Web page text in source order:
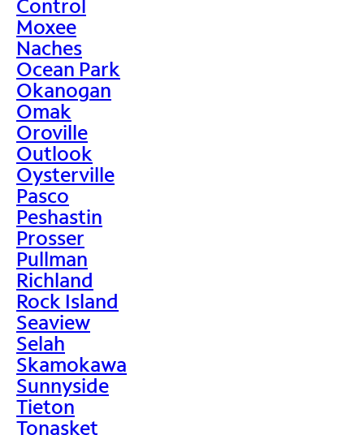
Control
Moxee
Naches
Ocean Park
Okanogan
Omak
Oroville
Outlook
Oysterville
Pasco
Peshastin
Prosser
Pullman
Richland
Rock Island
Seaview
Selah
Skamokawa
Sunnyside
Tieton
Tonasket